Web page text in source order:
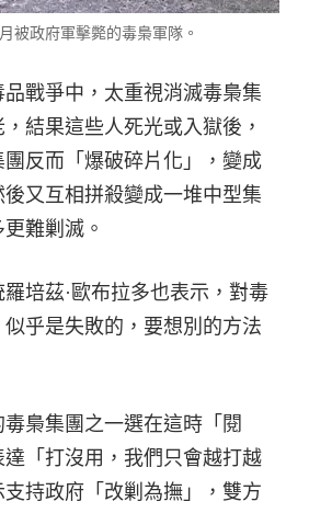
被政府軍擊斃的毒梟軍隊。
戰爭中，太重視消滅毒梟集
結果這些人死光或入獄後，
反而「爆破碎片化」，變成
又互相拼殺變成一堆中型集
難剿滅。
培茲·歐布拉多也表示，對毒
乎是失敗的，要想別的方法
梟集團之一選在這時「閱
「打沒用，我們只會越打越
持政府「改剿為撫」，雙方